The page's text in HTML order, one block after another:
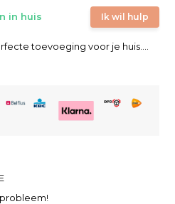
Ik wil hulp
in huis
toevoeging voor je huis....